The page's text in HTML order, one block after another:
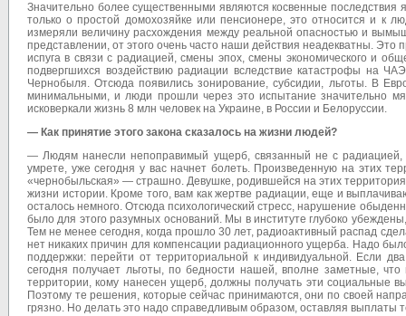
Значительно более существенными являются косвенные
только о простой домохозяйке или пенсионере, это относится и
измеряли величину расхождения между реальной опасностью и
представлении, от этого очень часто наши действия неадекватны.
испуга в связи с радиацией, смены эпох, смены экономического и
подвергшихся воздействию радиации вследствие катастрофы на
Чернобыля. Отсюда появились зонирование, субсидии, льготы. В
минимальными, и люди прошли через это испытание значительно
исковеркали жизнь 8 млн человек на Украине, в России и Белоруссии.
— Как принятие этого закона сказалось на жизни людей?
— Людям нанесли непоправимый ущерб, связанный не с радиацией,
умрете, уже сегодня у вас начнет болеть. Произведенную на этих
«чернобыльская» — страшно. Девушке, родившейся на этих
жизни истории. Кроме того, вам как жертве радиации, еще и
осталось немного. Отсюда психологический стресс, нарушение
было для этого разумных оснований. Мы в институте глубоко
Тем не менее сегодня, когда прошло 30 лет, радиоактивный распад
нет никаких причин для компенсации радиационного ущерба. Надо
поддержки: перейти от территориальной к индивидуальной. Если
сегодня получает льготы, по бедности нашей, вполне заметные,
территории, кому нанесен ущерб, должны получать эти социальные
Поэтому те решения, которые сейчас принимаются, они по своей
грязно. Но делать это надо справедливым образом, оставляя выплаты